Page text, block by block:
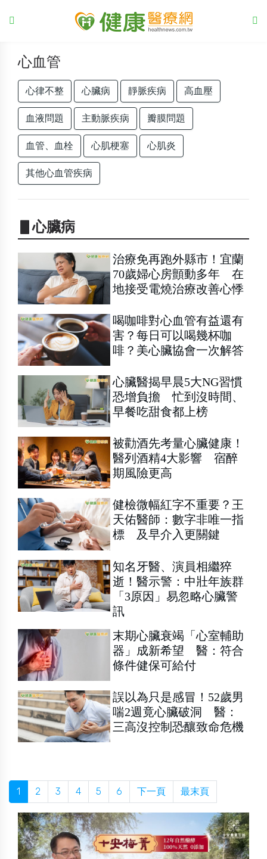
心血管
心律不整 心臟病 靜脈疾病 高血壓
血液問題 主動脈疾病 瓣膜問題
血管、血栓 心肌梗塞 心肌炎
其他心血管疾病
▋心臟病
治療免再跑外縣市！宜蘭
70歲婦心房顫動多年 在
地接受電燒治療改善心悸
喝咖啡對心血管有益還有
害？每日可以喝幾杯咖
啡？美心臟協會一次解答
心臟醫揭早晨5大NG習慣
恐增負擔 忙到沒時間、
早餐吃甜食都上榜
被勸酒先考量心臟健康！
醫列酒精4大影響 宿醉
期風險更高
健檢微幅紅字不重要？王
天佑醫師：數字非唯一指
標 及早介入更關鍵
知名牙醫、演員相繼猝
逝！醫示警：中壯年族群
「3原因」易忽略心臟警
訊
末期心臟衰竭「心室輔助
器」成新希望 醫：符合
條件健保可給付
誤以為只是感冒！52歲男
喘2週竟心臟破洞 醫：
三高沒控制恐釀致命危機
1 2 3 4 5 6 下一頁 最末頁